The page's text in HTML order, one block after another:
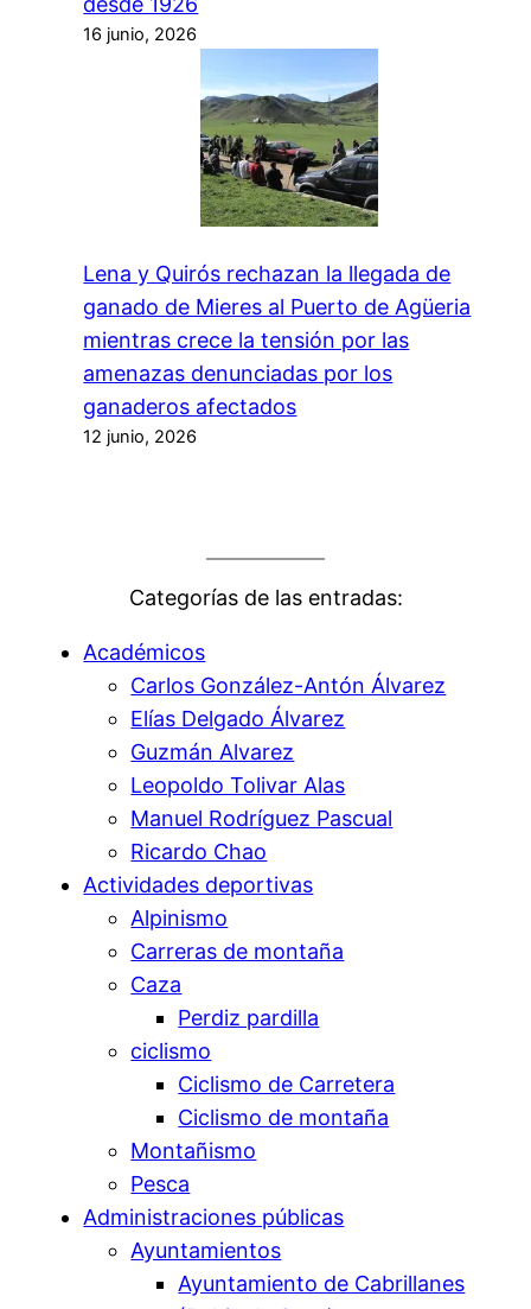
16 junio, 2026
Lena y Quirós rechazan la llegada de
ganado de Mieres al Puerto de Agüeria
mientras crece la tensión por las
amenazas denunciadas por los
ganaderos afectados
12 junio, 2026
Categorías de las entradas:
Académicos
Carlos González-Antón Álvarez
Elías Delgado Álvarez
Guzmán Alvarez
Leopoldo Tolivar Alas
Manuel Rodríguez Pascual
Ricardo Chao
Actividades deportivas
Alpinismo
Carreras de montaña
Caza
Perdiz pardilla
ciclismo
Ciclismo de Carretera
Ciclismo de montaña
Montañismo
Pesca
Administraciones públicas
Ayuntamientos
Ayuntamiento de Cabrillanes